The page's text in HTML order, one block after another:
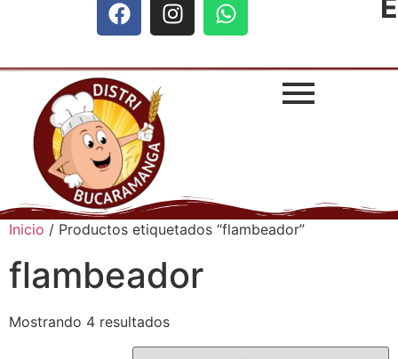
Inicio / Productos etiquetados “flambeador”
flambeador
Mostrando 4 resultados